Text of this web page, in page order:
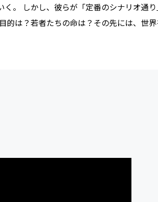
く。 しかし、彼らが「定番のシナリオ通
的は？若者たちの命は？その先には、世